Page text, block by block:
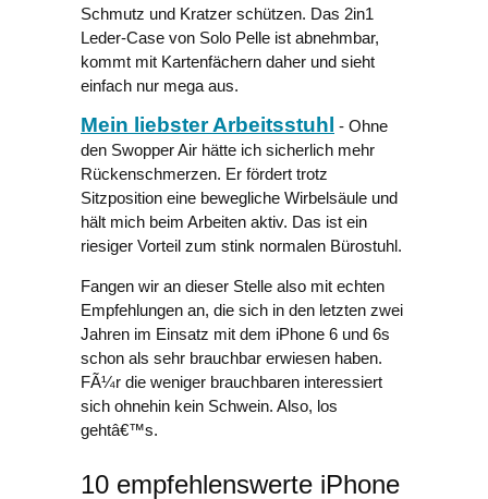
Schmutz und Kratzer schützen. Das 2in1
Leder-Case von Solo Pelle ist abnehmbar,
kommt mit Kartenfächern daher und sieht
einfach nur mega aus.
Mein liebster Arbeitsstuhl - Ohne
den Swopper Air hätte ich sicherlich mehr
Rückenschmerzen. Er fördert trotz
Sitzposition eine bewegliche Wirbelsäule und
hält mich beim Arbeiten aktiv. Das ist ein
riesiger Vorteil zum stink normalen Bürostuhl.
Fangen wir an dieser Stelle also mit echten
Empfehlungen an, die sich in den letzten zwei
Jahren im Einsatz mit dem iPhone 6 und 6s
schon als sehr brauchbar erwiesen haben.
FÃ¼r die weniger brauchbaren interessiert
sich ohnehin kein Schwein. Also, los
gehtâ€™s.
10 empfehlenswerte iPhone